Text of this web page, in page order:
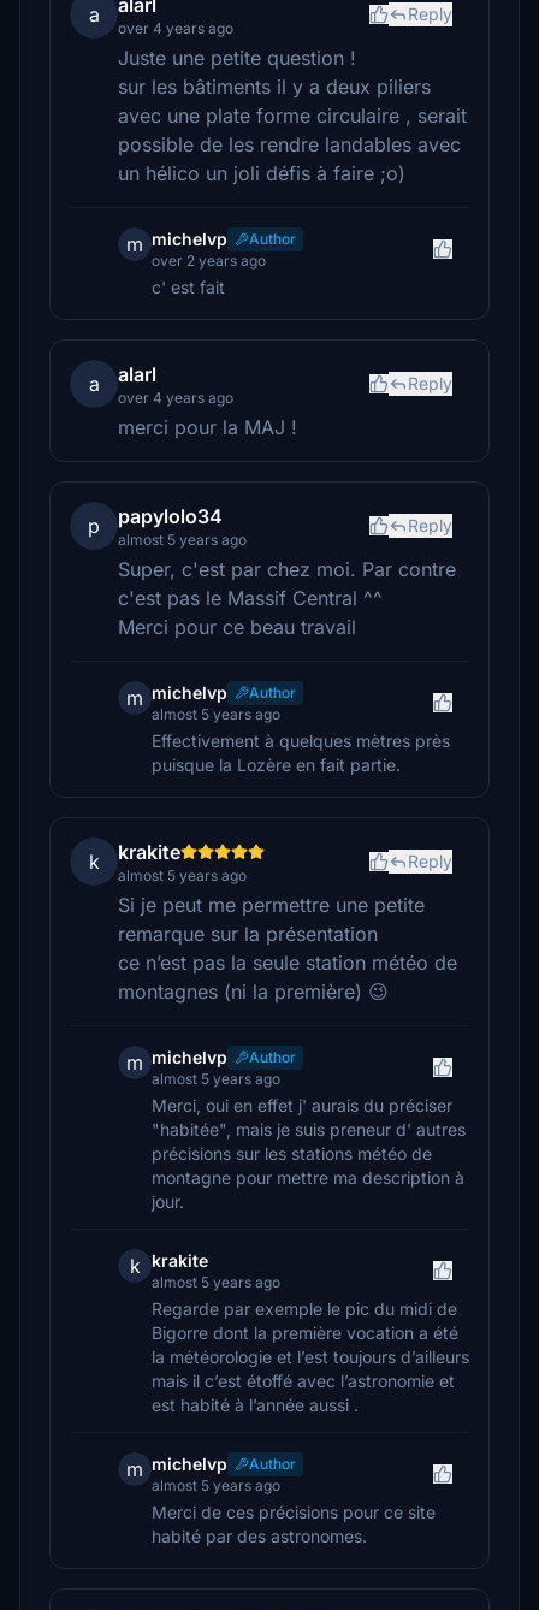
a alarl
over 4 years ago
Reply
Juste une petite question !
sur les bâtiments il y a deux piliers
avec une plate forme circulaire , serait
possible de les rendre landables avec
un hélico un joli défis à faire ;o)
m michelvp
Author
over 2 years ago
c' est fait
a alarl
over 4 years ago
Reply
merci pour la MAJ !
p papylolo34
almost 5 years ago
Reply
Super, c'est par chez moi. Par contre
c'est pas le Massif Central ^^
Merci pour ce beau travail
m michelvp
Author
almost 5 years ago
Effectivement à quelques mètres près
puisque la Lozère en fait partie.
k krakite
almost 5 years ago
Reply
Si je peut me permettre une petite
remarque sur la présentation
ce n’est pas la seule station météo de
montagnes (ni la première) 😉
m michelvp
Author
almost 5 years ago
Merci, oui en effet j' aurais du préciser
"habitée", mais je suis preneur d' autres
précisions sur les stations météo de
montagne pour mettre ma description à
jour.
k krakite
almost 5 years ago
Regarde par exemple le pic du midi de
Bigorre dont la première vocation a été
la météorologie et l’est toujours d’ailleurs
mais il c’est étoffé avec l’astronomie et
est habité à l’année aussi .
m michelvp
Author
almost 5 years ago
Merci de ces précisions pour ce site
habité par des astronomes.